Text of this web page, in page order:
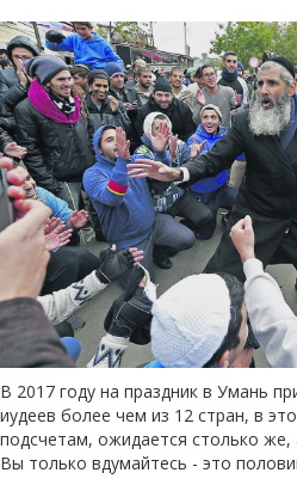
В 2017 году на праздник в Умань
иудеев более чем из 12 стран, в
подсчетам, ожидается столько
Вы только вдумайтесь - это